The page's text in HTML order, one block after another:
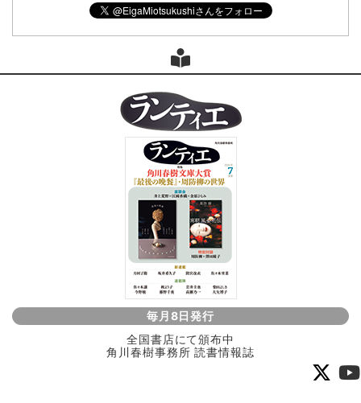
毎月8日発行
全国書店にて頒布中
角川春樹事務所 読書情報誌